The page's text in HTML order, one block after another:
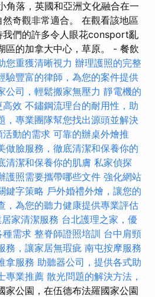
角落，英國和亞洲文化融合在一
奇觀非常適合。 在觀看該地區
我們的許多令人眼花consport亂
區的加拿大中心，草原。 - 餐飲
您重獲清晰視力 辦理護照的完整
驗豐富的律師，為您的案件提供
公司，輕鬆搬家無壓力 靜電機的
高效 不鏽鋼流理台的耐用性，助
，專業團隊幫您找出源頭並解決
活動的需求 可靠的辦桌外燴推
做臉服務，徹底清潔和保養你的
清潔和保養你的肌膚 私家偵探
護照需要攜帶哪些文件 強化網站
鍵字策略 戶外婚禮外燴，讓您的
，為您的聽力健康提供專業評估
家清潔服務 台北護理之家，優
種需求 整脊師證照培訓 台中肩頸
務，讓家居無瑕疵 南屯按摩服務
拿服務 助聽器公司，提供各式助
專業推薦 散光問題的解決方法，
家公園，在伍德布法羅國家公園